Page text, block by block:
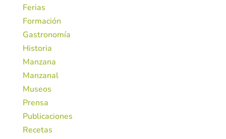
Ferias
Formación
Gastronomía
Historia
Manzana
Manzanal
Museos
Prensa
Publicaciones
Recetas